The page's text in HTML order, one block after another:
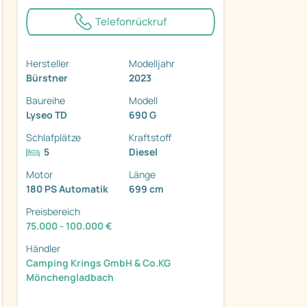
Telefonrückruf
Hersteller
Bürstner
Modelljahr
2023
Baureihe
Lyseo TD
Modell
690 G
Schlafplätze
5
Kraftstoff
Diesel
Motor
180 PS Automatik
Länge
699 cm
Preisbereich
75.000 - 100.000 €
Händler
Camping Krings GmbH & Co.KG
Mönchengladbach